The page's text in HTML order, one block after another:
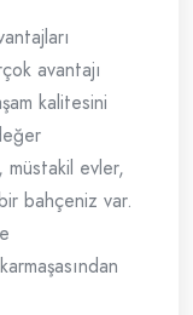
avantajı
kalitesini
müstakil evler,
bahçeniz var.